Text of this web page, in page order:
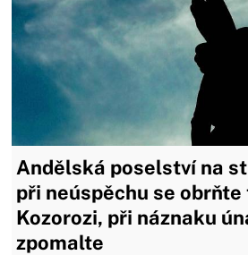
Andělská poselství na
při neúspěchu se
Kozorozi, při náznaku
zpomalte